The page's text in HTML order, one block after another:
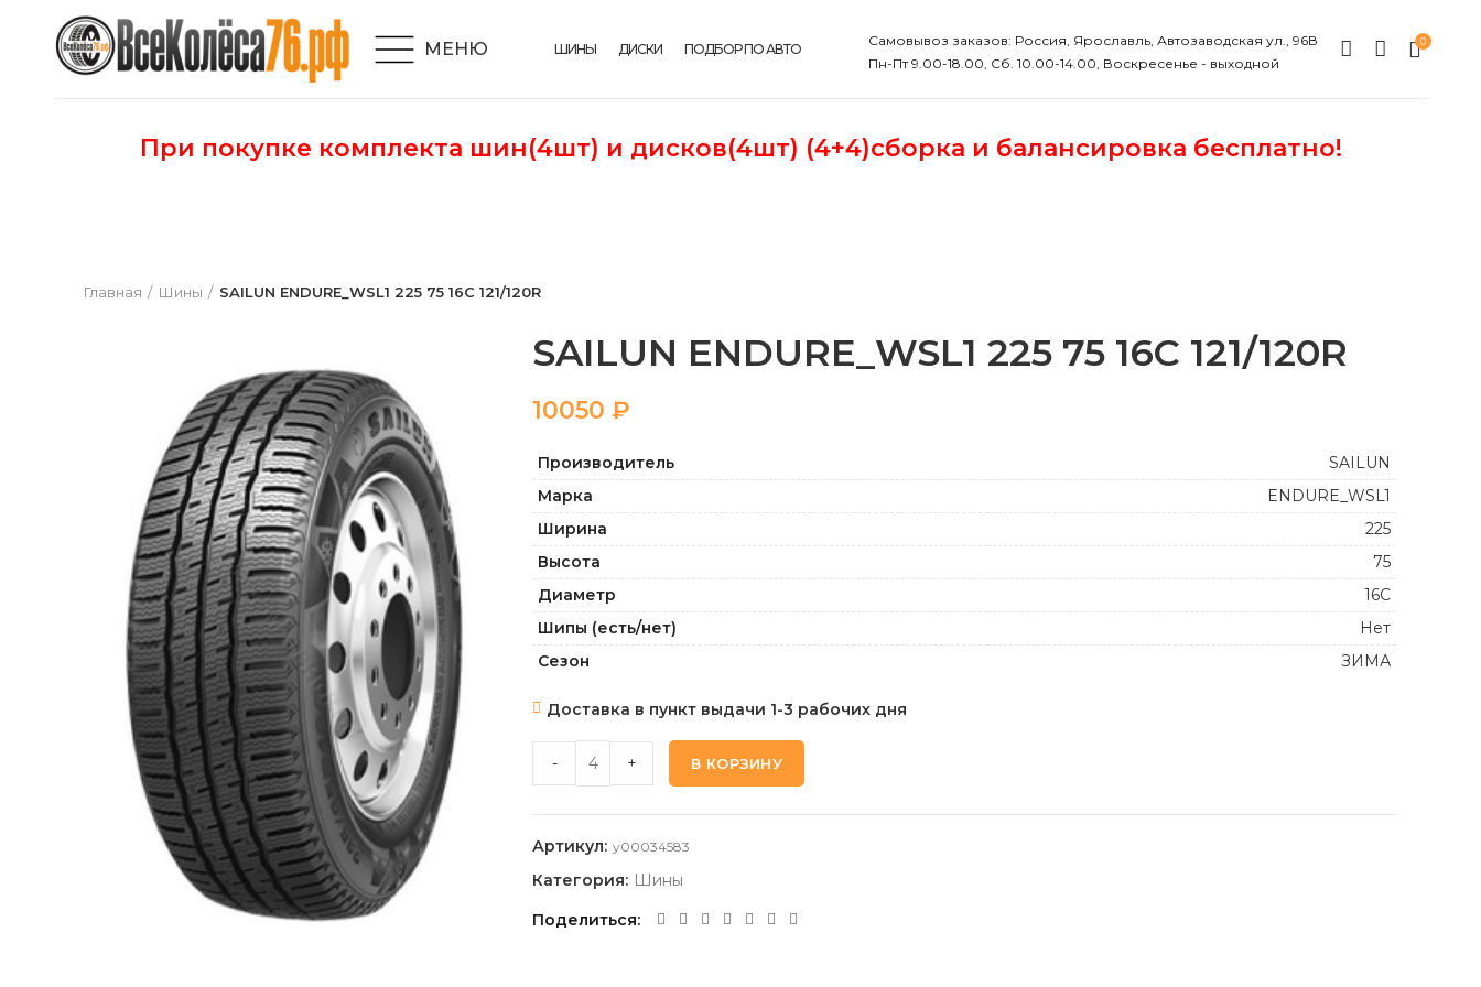
МЕНЮ ШИНЫ ДИСКИ ПОДБОР ПО АВТО
Самовывоз заказов: Россия, Ярославль, Автозаводская ул., 96В
Пн-Пт 9.00-18.00, Сб. 10.00-14.00, Воскресенье - выходной
0
При покупке комплекта шин(4шт) и дисков(4шт) (4+4)сборка и балансировка бесплатно!
Главная Шины SAILUN ENDURE_WSL1 225 75 16C 121/120R
SAILUN ENDURE_WSL1 225 75 16C 121/120R
₽
Производитель
SAILUN
Марка
ENDURE_WSL1
Ширина
225
Высота
75
Диаметр
16C
Шипы (есть/нет)
Нет
Сезон
ЗИМА
Доставка в пункт выдачи 1-3 рабочих дня
SAILUN ENDURE_WSL1 225 75 16C 121/120R quantity
- + В КОРЗИНУ
Артикул: y00034583
Категория: Шины
Поделиться